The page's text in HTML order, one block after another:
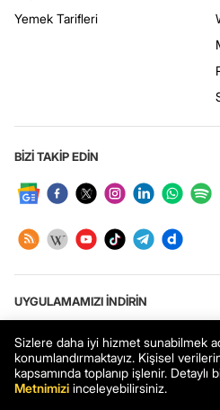
Yemek Tarifleri
BİZİ TAKİP EDİN
UYGULAMAMIZI İNDİRİN
Haberler.com: Türkiye’nin en kapsamlı
ve en güncel gelişmeler Haberler.com’da.
Sizlere daha iyi hizmet sunabilmek
konumlandırmaktayız. Kişisel
kapsamında toplanıp işlenir. Detaylı
Metnimizi inceleyebilirsiniz.